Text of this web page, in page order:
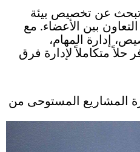
تبحث عن تخصيص بيئة
بين الأعضاء. مع
إدارة المهام،
حلاً متكاملاً لإدارة فرق
المشاريع المستوحى من